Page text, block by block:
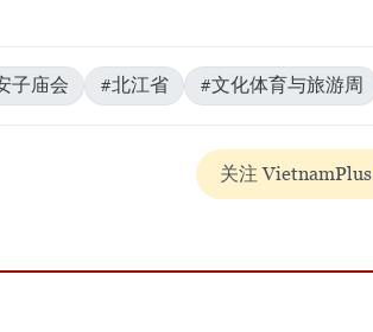
子庙会 #北江省 #文化体育与旅游周
关注 VietnamPlus